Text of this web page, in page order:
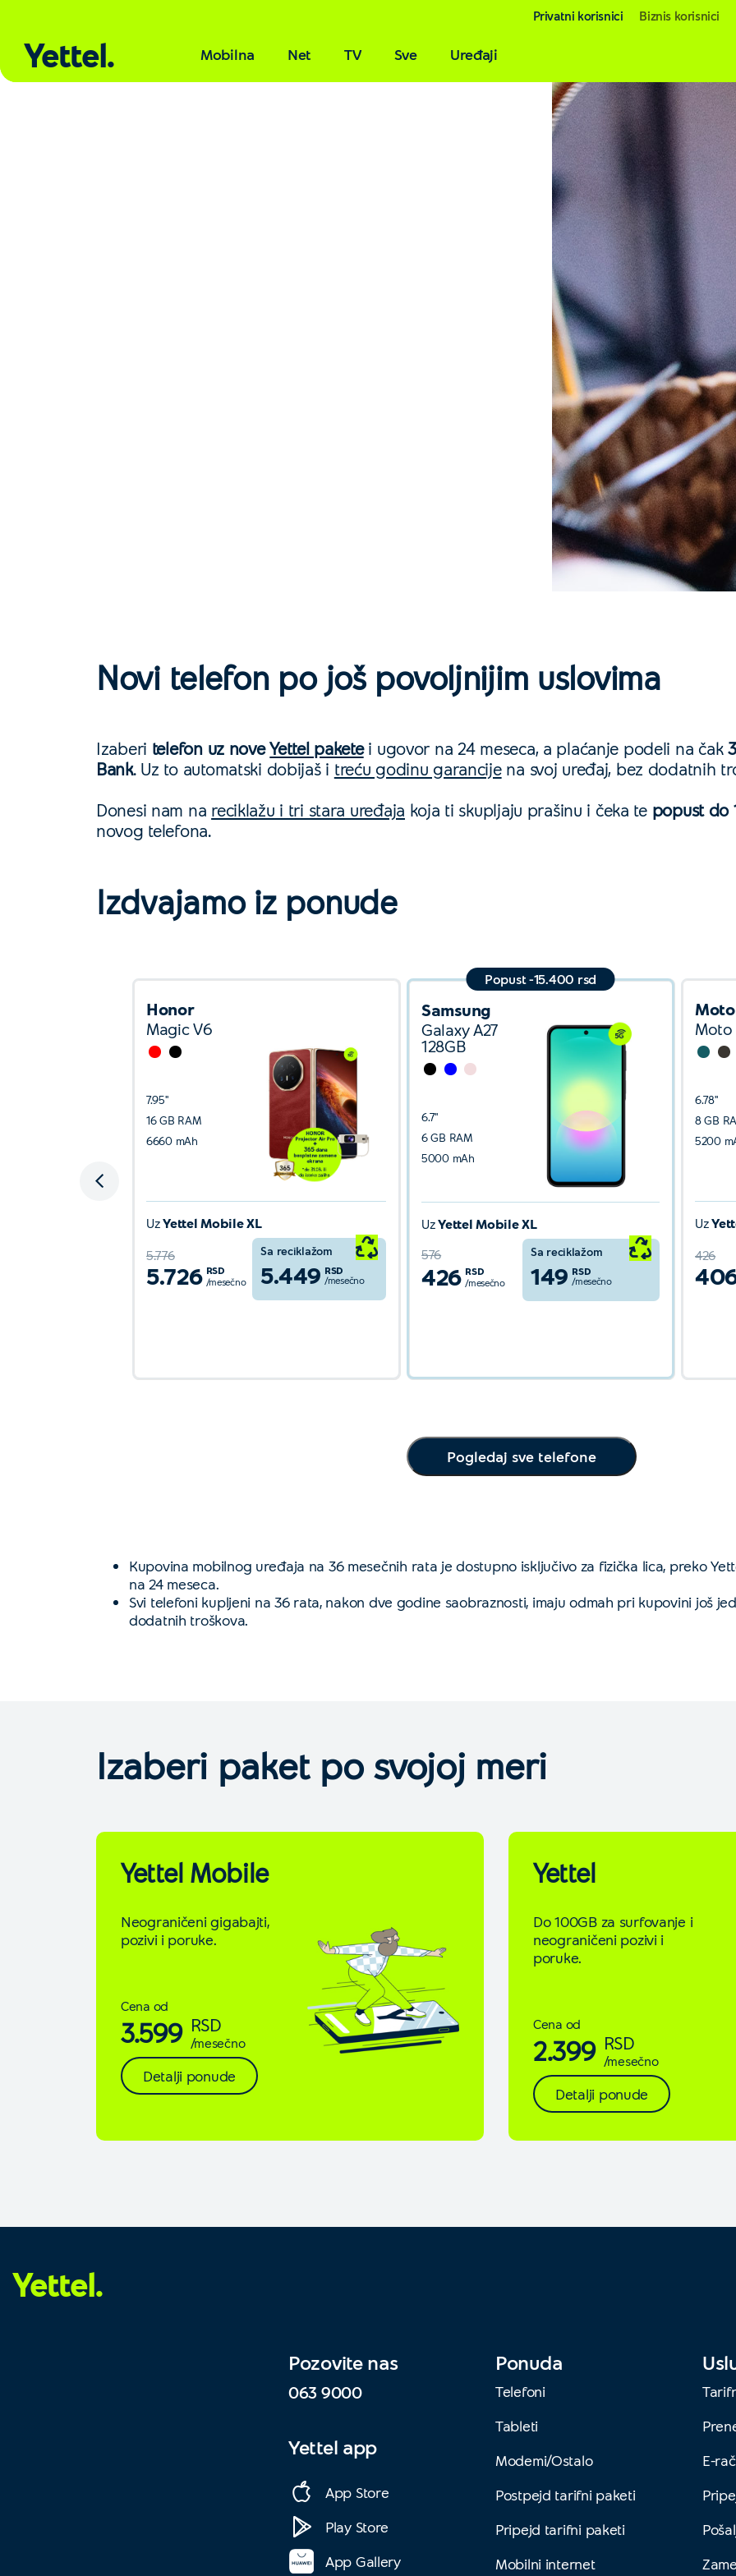
Privatni korisnici Biznis korisnici
Yettel. Mobilna Net TV Sve Uređaji
Novi telefon po još povoljnijim uslovima
Izaberi telefon uz noveYettel paketei ugovor na 24 meseca, a plaćanje podeli na čak
Bank. Uz to automatski dobijaš i treću godinu garancijena svoj uređaj, bez dodatnih
Donesi nam na reciklažu i tri stara uređaja koja ti skupljaju prašinu i čeka te popust do
novog telefona.
Izdvajamo iz ponude
Honor
Magic V6
7.95''
16 GB RAM
6660 mAh
UzYettel Mobile XL
5.776
5.726 RSD
/mesečno
Sa reciklažom
5.449 RSD
/mesečno
Popust -15.400 rsd
Samsung
Galaxy A27
128GB
6.7''
6 GB RAM
5000 mAh
UzYettel Mobile XL
576
426 RSD
/mesečno
Sa reciklažom
149 RSD
/mesečno
Moto
6.78''
8 GB
5200
Uz
426
Pogledaj sve telefone
Kupovina mobilnog uređaja na 36 mesečnih rata je dostupno isključivo za fizička lica, preko
na 24 meseca.
Svi telefoni kupljeni na 36 rata, nakon dve godine saobraznosti, imaju odmah pri kupovini još
dodatnih troškova.
Izaberi paket po svojoj meri
Yettel Mobile
Neograničeni gigabajti,
pozivi i poruke.
Cena od
3.599 RSD
/mesečno
Detalji ponude
Yettel
Do 100GB za surfovanje i
neograničeni pozivi i
poruke.
Cena od
2.399 RSD
/mesečno
Detalji ponude
Yettel.
Pozovite nas
063 9000
Yettel app
App Store
Play Store
App Gallery
Ponuda
Telefoni
Tableti
Modemi/Ostalo
Postpejd tarifni paketi
Pripejd tarifni paketi
Mobilni internet
E-